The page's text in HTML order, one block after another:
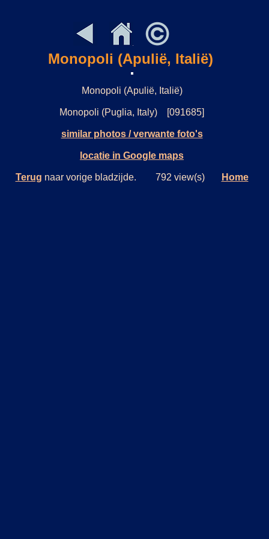
Monopoli (Apulië, Italië)
Monopoli (Apulië, Italië)
Monopoli (Puglia, Italy) [091685]
similar photos / verwante foto's
locatie in Google maps
Terug naar vorige bladzijde. 792 view(s) Home